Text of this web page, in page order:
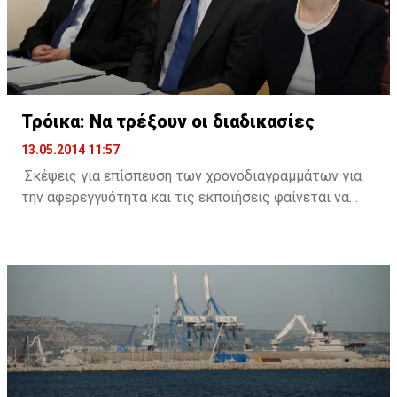
της χώρας - έχει περατώσει σε συντομότατο χρόνο,
λαμβάνοντας υπόψη την πολυπλοκότητα του θέματος,
μια έρευνα με συγκεκριμένα πορίσματα τα οποία,
χωρίς αμφιβολία, είμαι βέβαιος ότι θα βοηθήσουν και
τον φέροντα την ευθύνη, τον Γενικό Εισαγγελέα, για
δίωξη και τιμωρία των όσων ενέχονται στο έγκλημα
κατά της οικονομίας του τόπου».
Τρόικα: Να τρέξουν οι διαδικασίες
13.05.2014 11:57
Σκέψεις για επίσπευση των χρονοδιαγραμμάτων για
την αφερεγγυότητα και τις εκποιήσεις φαίνεται να
(ΜΕΔ).
Πηγές από την Τρόικα δήλωσαν στο ΚΥΠΕ πως τόσο οι
μακροοικονομικές όσο και οι δημοσιονομικές
εξελίξεις είναι καλύτερες απ` ότι ανέμεναν οι
δανειστές και ως εκ τούτου δεν δικαιολογείται η
αύξηση των ΜΕΔ.